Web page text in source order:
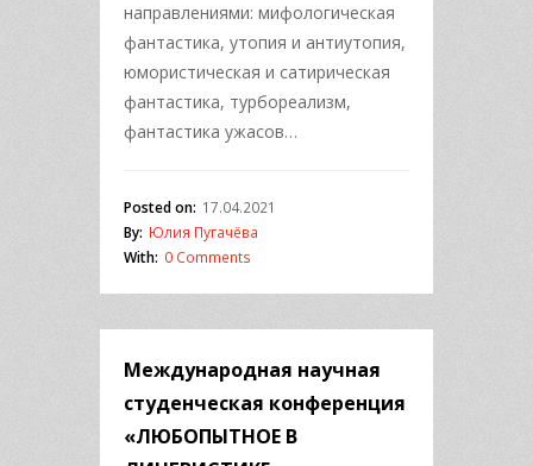
направлениями: мифологическая
фантастика, утопия и антиутопия,
юмористическая и сатирическая
фантастика, турбореализм,
фантастика ужасов…
Posted on: 17.04.2021
By: Юлия Пугачёва
With: 0 Comments
Международная научная
студенческая конференция
«ЛЮБОПЫТНОЕ В